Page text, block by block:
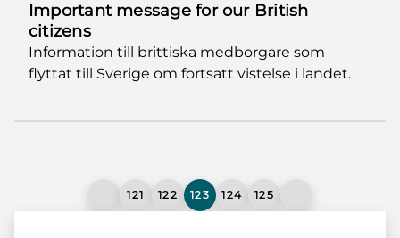
Important message for our British
citizens
Information till brittiska medborgare som
flyttat till Sverige om fortsatt vistelse i landet.
121 122 123 124 125